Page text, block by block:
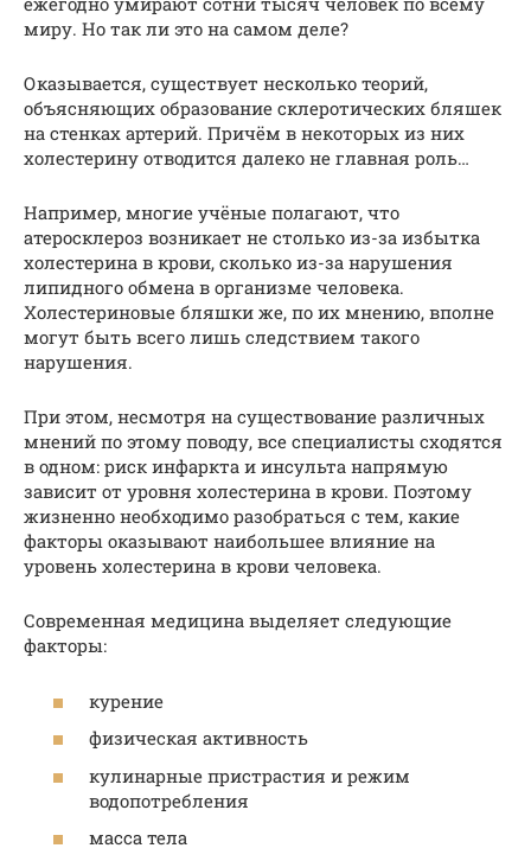
миру. Но так ли это на самом деле?
Оказывается, существует несколько теорий,
объясняющих образование склеротических бляшек
на стенках артерий. Причём в некоторых из них
холестерину отводится далеко не главная роль…
Например, многие учёные полагают, что
атеросклероз возникает не столько из-за избытка
холестерина в крови, сколько из-за нарушения
липидного обмена в организме человека.
Холестериновые бляшки же, по их мнению, вполне
могут быть всего лишь следствием такого
нарушения.
При этом, несмотря на существование различных
мнений по этому поводу, все специалисты сходятся
в одном: риск инфаркта и инсульта напрямую
зависит от уровня холестерина в крови. Поэтому
жизненно необходимо разобраться с тем, какие
факторы оказывают наибольшее влияние на
уровень холестерина в крови человека.
Современная медицина выделяет следующие
факторы:
курение
физическая активность
кулинарные пристрастия и режим
водопотребления
масса тела